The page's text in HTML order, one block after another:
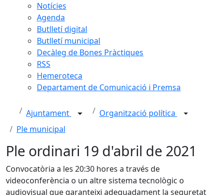
Notícies
Agenda
Butlletí digital
Butlletí municipal
Decàleg de Bones Pràctiques
RSS
Hemeroteca
Departament de Comunicació i Premsa
Ajuntament
Organització política
Ple municipal
Ple ordinari 19 d'abril de 2021
Convocatòria a les 20:30 hores a través de
videoconferència o un altre sistema tecnològic o
audiovisual que garanteixi adequadament la seguretat